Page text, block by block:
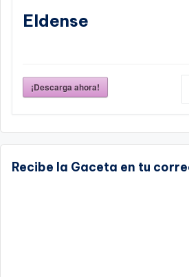
Eldense
¡Descarga ahora!
Recibe la Gaceta en tu